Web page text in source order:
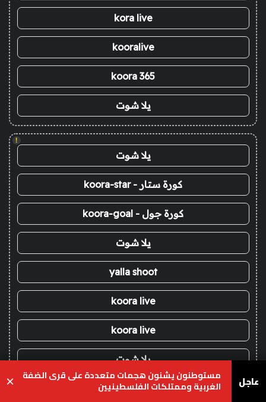
kora live
kooralive
koora 365
يلا شوت
!
يلا شوت
كورة ستار - koora-star
كورة جول - koora-goal
يلا شوت
yalla shoot
koora live
koora live
يلا شوت
koora live عاجل مستوطنون يشنون هجمات متعددة على قرى الضفة
الغربية وممتلكات الفلسطينيين ×